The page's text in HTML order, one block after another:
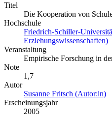
Titel
Die Kooperation von
Hochschule
Friedrich-Schiller-
Erziehungswissenschaften)
Veranstaltung
Empirische Forschung in
Note
1,7
Autor
Susanne Fritsch (Autor:in)
Erscheinungsjahr
2005